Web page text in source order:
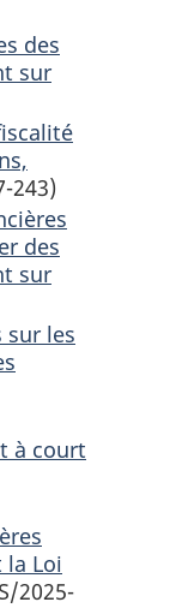
des
sur
243)
des
sur
sur les
à court
la Loi
2025-